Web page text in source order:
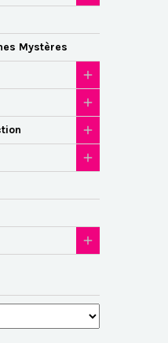
Mystères